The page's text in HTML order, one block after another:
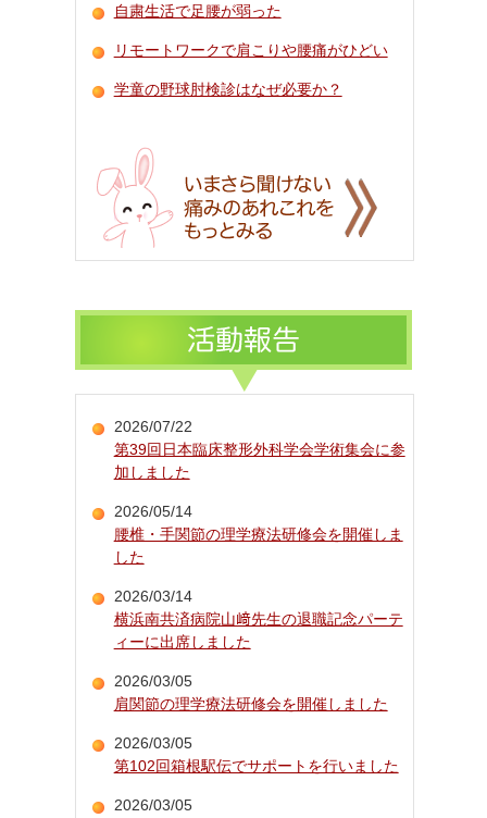
自粛生活で足腰が弱った
リモートワークで肩こりや腰痛がひどい
学童の野球肘検診はなぜ必要か？
2026/07/22
第39回日本臨床整形外科学会学術集会に参
加しました
2026/05/14
腰椎・手関節の理学療法研修会を開催しま
した
2026/03/14
横浜南共済病院山﨑先生の退職記念パーテ
ィーに出席しました
2026/03/05
肩関節の理学療法研修会を開催しました
2026/03/05
第102回箱根駅伝でサポートを行いました
2026/03/05